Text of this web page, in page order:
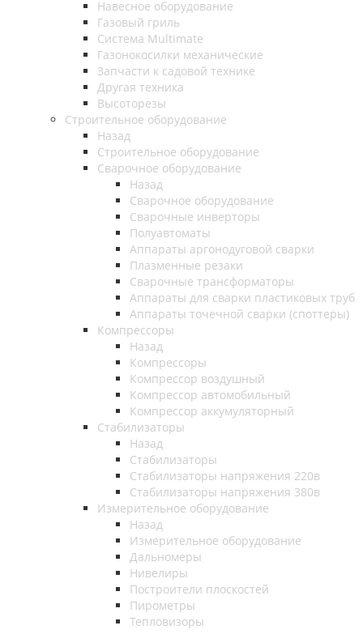
Навесное оборудование
Газовый гриль
Система Multimate
Газонокосилки механические
Запчасти к садовой технике
Другая техника
Высоторезы
Строительное оборудование
Назад
Строительное оборудование
Сварочное оборудование
Назад
Сварочное оборудование
Сварочные инверторы
Полуавтоматы
Аппараты аргонодуговой сварки
Плазменные резаки
Сварочные трансформаторы
Аппараты для сварки пластиковых труб
Аппараты точечной сварки (споттеры)
Компрессоры
Назад
Компрессоры
Компрессор воздушный
Компрессор автомобильный
Компрессор аккумуляторный
Стабилизаторы
Назад
Стабилизаторы
Стабилизаторы напряжения 220в
Стабилизаторы напряжения 380в
Измерительное оборудование
Назад
Измерительное оборудование
Дальномеры
Нивелиры
Построители плоскостей
Пирометры
Тепловизоры